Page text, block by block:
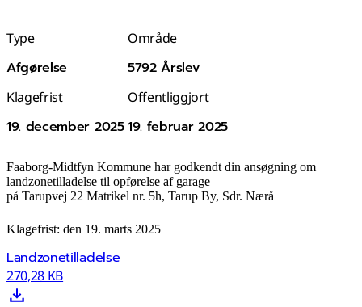
Type
Afgørelse
Område
5792 Årslev
Klagefrist
19. december 2025
Offentliggjort
19. februar 2025
Faaborg-Midtfyn Kommune har godkendt din ansøgning om
landzonetilladelse til opførelse af garage
på Tarupvej 22 Matrikel nr. 5h, Tarup By, Sdr. Nærå
Klagefrist: den 19. marts 2025
Landzonetilladelse
270,28 KB